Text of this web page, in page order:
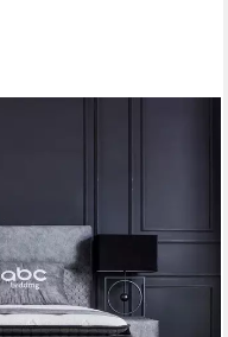
Topper), Funktionsbett